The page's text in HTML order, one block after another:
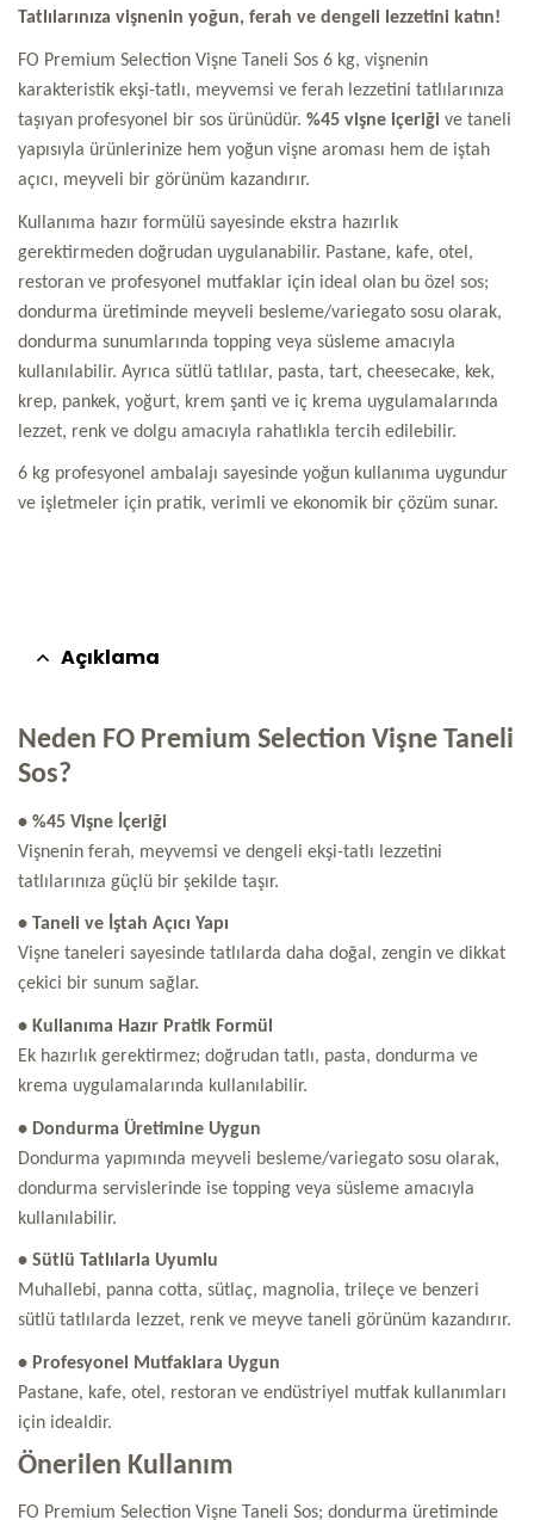
Tatlılarınıza vişnenin yoğun, ferah ve dengeli lezzetini katın!
FO Premium Selection Vişne Taneli Sos 6 kg, vişnenin
karakteristik ekşi-tatlı, meyvemsi ve ferah lezzetini tatlılarınıza
taşıyan profesyonel bir sos ürünüdür. %45 vişne içeriği ve taneli
yapısıyla ürünlerinize hem yoğun vişne aroması hem de iştah
açıcı, meyveli bir görünüm kazandırır.
Kullanıma hazır formülü sayesinde ekstra hazırlık
gerektirmeden doğrudan uygulanabilir. Pastane, kafe, otel,
restoran ve profesyonel mutfaklar için ideal olan bu özel sos;
dondurma üretiminde meyveli besleme/variegato sosu olarak,
dondurma sunumlarında topping veya süsleme amacıyla
kullanılabilir. Ayrıca sütlü tatlılar, pasta, tart, cheesecake, kek,
krep, pankek, yoğurt, krem şanti ve iç krema uygulamalarında
lezzet, renk ve dolgu amacıyla rahatlıkla tercih edilebilir.
6 kg profesyonel ambalajı sayesinde yoğun kullanıma uygundur
ve işletmeler için pratik, verimli ve ekonomik bir çözüm sunar.
Açıklama
Neden FO Premium Selection Vişne Taneli
Sos?
• %45 Vişne İçeriği
Vişnenin ferah, meyvemsi ve dengeli ekşi-tatlı lezzetini
tatlılarınıza güçlü bir şekilde taşır.
• Taneli ve İştah Açıcı Yapı
Vişne taneleri sayesinde tatlılarda daha doğal, zengin ve dikkat
çekici bir sunum sağlar.
• Kullanıma Hazır Pratik Formül
Ek hazırlık gerektirmez; doğrudan tatlı, pasta, dondurma ve
krema uygulamalarında kullanılabilir.
• Dondurma Üretimine Uygun
Dondurma yapımında meyveli besleme/variegato sosu olarak,
dondurma servislerinde ise topping veya süsleme amacıyla
kullanılabilir.
• Sütlü Tatlılarla Uyumlu
Muhallebi, panna cotta, sütlaç, magnolia, trileçe ve benzeri
sütlü tatlılarda lezzet, renk ve meyve taneli görünüm kazandırır.
• Profesyonel Mutfaklara Uygun
Pastane, kafe, otel, restoran ve endüstriyel mutfak kullanımları
için idealdir.
Önerilen Kullanım
FO Premium Selection Vişne Taneli Sos; dondurma üretiminde